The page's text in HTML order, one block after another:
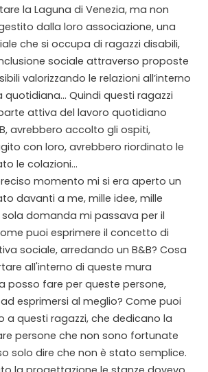
la Laguna di Venezia, ma non
dalla loro associazione, una
che si occupa di ragazzi disabili,
sociale attraverso proposte
valorizzando le relazioni all’interno
Quindi questi ragazzi
attiva del lavoro quotidiano
avrebbero accolto gli ospiti,
con loro, avrebbero riordinato le
le colazioni...
momento mi si era aperto un
davanti a me, mille idee, mille
domanda mi passava per il
puoi esprimere il concetto di
sociale, arredando un B&B? Cosa
all'interno di queste mura
posso fare per queste persone,
esprimersi al meglio? Come puoi
a questi ragazzi, che dedicano la
persone che non sono fortunate
solo dire che non è stato semplice.